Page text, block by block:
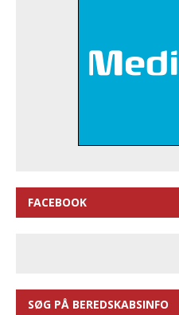
FACEBOOK
SØG PÅ BEREDSKABSINFO